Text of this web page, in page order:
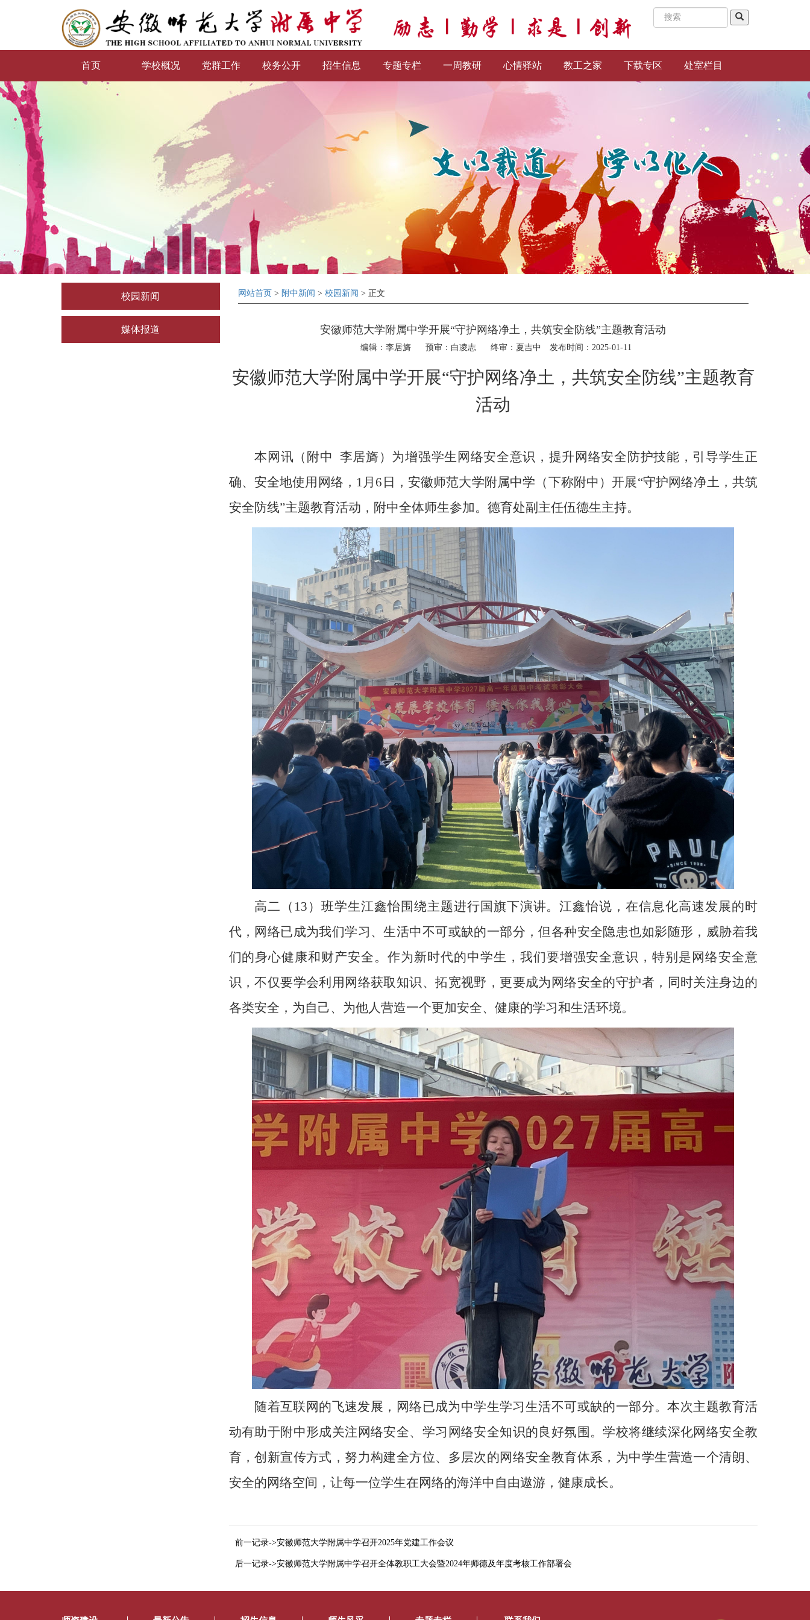
首页 学校概况 党群工作 校务公开 招生信息 专题专栏 一周教研 心情驿站 教工之家 下载专区 处室栏目
校园新闻
媒体报道
网站首页 > 附中新闻 > 校园新闻 > 正文
安徽师范大学附属中学开展“守护网络净土，共筑安全防线”主题教育活动
编辑：李居旖 预审：白凌志 终审：夏吉中 发布时间：2025-01-11
安徽师范大学附属中学开展“守护网络净土，共筑安全防线”主题教育
活动
本网讯（附中 李居旖） 为增强学生网络安全意识，提升网络安全防护技能，引导学生正
确、安全地使用网络， 1月 6 日，安徽师范大学附属中学（下称附中）开展“守护网络净土，共筑
安全防线”主题教育活动，附中全体师生参加。德育处副主任伍德生主持。
高二（ 13 ）班学生江鑫怡围绕主题进行国旗下演讲。江鑫怡说，在信息化高速发展的时
代，网络已成为我们学习、生活中不可或缺的一部分，但各种安全隐患也如影随形，威胁着我
们的身心健康和财产安全。作为新时代的中学生，我们要增强安全意识，特别是网络安全意
识，不仅要学会利用网络获取知识、拓宽视野，更要成为网络安全的守护者，同时关注身边的
各类安全，为自己、为他人营造一个更加安全、健康的学习和生活环境。
随着互联网的飞速发展，网络已成为中学生学习生活不可或缺的一部分。本次主题教育活
动有助于附中形成关注网络安全、学习网络安全知识的良好氛围。学校将继续深化网络安全教
育，创新宣传方式，努力构建全方位、多层次的网络安全教育体系，为中学生营造一个清朗、
安全的网络空间，让每一位学生在网络的海洋中自由遨游，健康成长。
前一记录->​安徽师范大学附属中学召开2025年党建工作会议
后一记录->安徽师范大学附属中学召开全体教职工大会暨2024年师德及年度考核工作部署会